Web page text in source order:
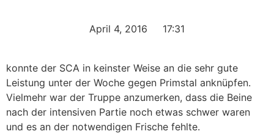
April 4, 2016 17:31
konnte der SCA in keinster Weise an die sehr gute
Leistung unter der Woche gegen Primstal anknüpfen.
Vielmehr war der Truppe anzumerken, dass die Beine
nach der intensiven Partie noch etwas schwer waren
und es an der notwendigen Frische fehlte.